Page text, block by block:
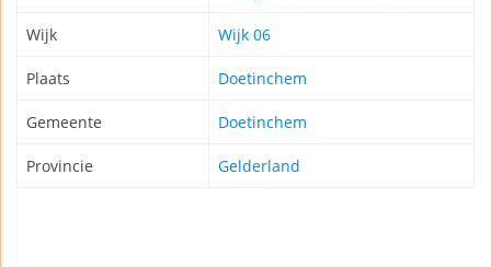
Wijk Wijk 06
Plaats Doetinchem
Gemeente Doetinchem
Provincie Gelderland